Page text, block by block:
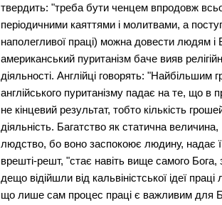
твердить: "треба бути ченцем впродовж
періодичними каяттями і молитвами, а
наполегливої праці) можна довести людям і
американський пуританізм баче вияв
діяльності. Англійці говорять:
англійського пуританізму падає на те, що в
не кінцевий результат, тобто кількість
діяльність. Багатство як статична
людство, бо воно заспокоює людину, надає
врешті-решт, "стає навіть вище самого
дещо відійшли від кальвіністської ідеї
що лише сам процес праці є важливим для